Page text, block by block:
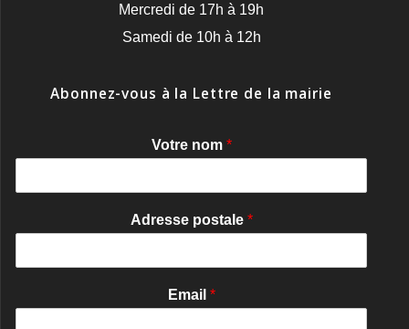
Mercredi de 17h à 19h
Samedi de 10h à 12h
Abonnez-vous à la Lettre de la mairie
Votre nom *
Adresse postale *
Email *